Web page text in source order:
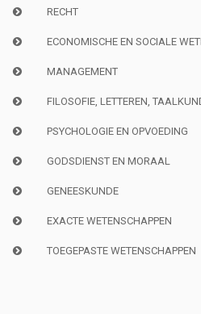
RECHT
ECONOMISCHE EN SOCIALE
MANAGEMENT
FILOSOFIE, LETTEREN,
PSYCHOLOGIE EN OPVOEDING
GODSDIENST EN MORAAL
GENEESKUNDE
EXACTE WETENSCHAPPEN
TOEGEPASTE WETENSCHAPPEN